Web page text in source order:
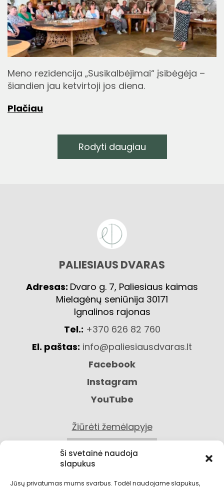
Ši svetainė naudoja
slapukus
Jūsų privatumas mums svarbus. Todėl naudojame slapukus,
Meno rezidencija „Susikalbėjimai“ įsibėgėja –
šiandien jau ketvirtoji jos diena.
Plačiau
Rodyti daugiau
PALIESIAUS DVARAS
Adresas: Dvaro g. 7, Paliesiaus kaimas
Mielagėnų seniūnija 30171
Ignalinos rajonas
Tel.: +370 626 82 760
El. paštas: info@paliesiausdvaras.lt
Facebook
Instagram
YouTube
Žiūrėti žemėlapyje
KONTAKTAI